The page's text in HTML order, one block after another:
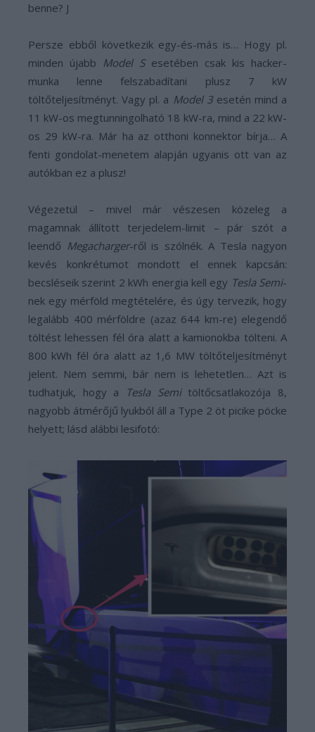
benne? J
Persze ebből következik egy-és-más is… Hogy pl.
minden újabb Model Sesetében csak kis hacker-
munka lenne felszabadítani plusz 7 kW
töltőteljesítményt. Vagy pl. a Model 3esetén mind a
11 kW-os megtunningolható 18 kW-ra, mind a 22 kW-
os 29 kW-ra. Már ha az otthoni konnektor bírja… A
fenti gondolat-menetem alapján ugyanis ott van az
autókban ez a plusz!
Végezetül – mivel már vészesen közeleg a
magamnak állított terjedelem-limit – pár szót a
leendő Megacharger-ről is szólnék. A Tesla nagyon
kevés konkrétumot mondott el ennek kapcsán:
becsléseik szerint 2 kWh energia kell egy Tesla Semi-
nek egy mérföld megtételére, és úgy tervezik, hogy
legalább 400 mérföldre (azaz 644 km-re) elegendő
töltést lehessen fél óra alatt a kamionokba tölteni. A
800 kWh fél óra alatt az 1,6 MW töltőteljesítményt
jelent. Nem semmi, bár nem is lehetetlen… Azt is
tudhatjuk, hogy a
Tesla Semitöltőcsatlakozója 8,
nagyobb átmérőjű lyukból áll a Type 2 öt picike pöcke
helyett; lásd alábbi lesifotó: